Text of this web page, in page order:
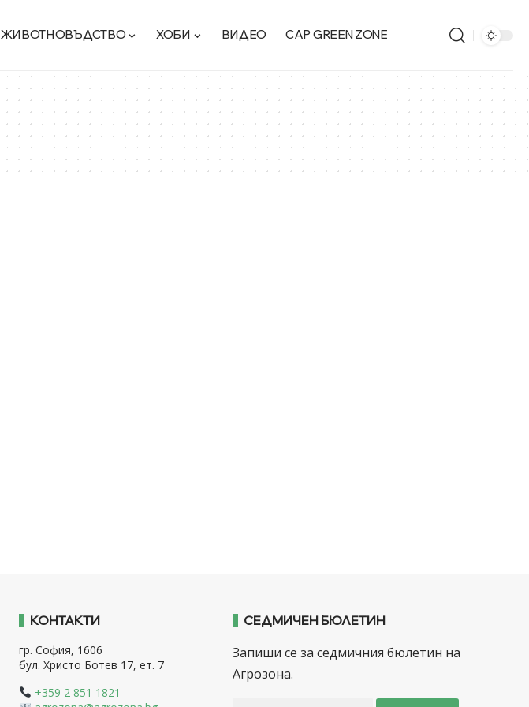
ЖИВОТНОВЪДСТВО ХОБИ ВИДЕО CAP GREEN ZONE
КОНТАКТИ
гр. София, 1606
бул. Христо Ботев 17, ет. 7
+359 2 851 1821
СЕДМИЧЕН БЮЛЕТИН
Запиши се за седмичния бюлетин на
Агрозона.